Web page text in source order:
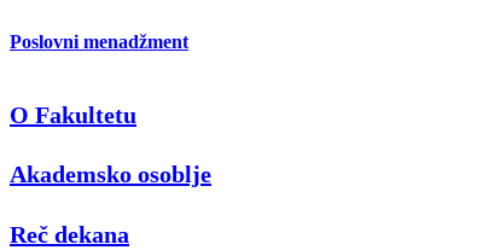
Poslovni menadžment
O Fakultetu
Akademsko osoblje
Reč dekana